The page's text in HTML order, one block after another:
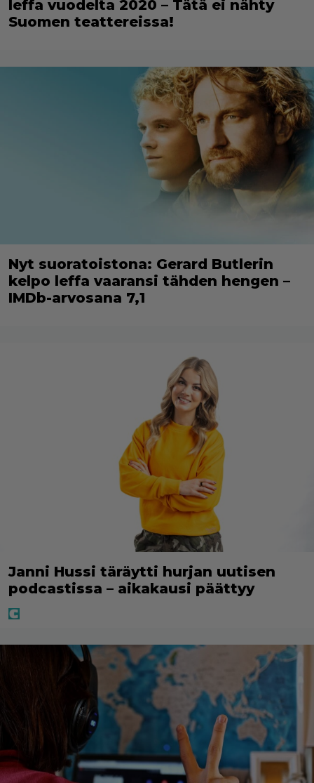
leffa vuodelta 2020 – Tätä ei nähty
Suomen teattereissa!
Nyt suoratoistona: Gerard Butlerin
kelpo leffa vaaransi tähden hengen –
IMDb-arvosana 7,1
Janni Hussi täräytti hurjan uutisen
podcastissa – aikakausi päättyy